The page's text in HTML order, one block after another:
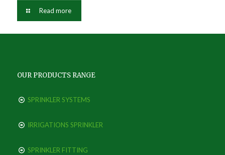
Read more
OUR PRODUCTS RANGE
SPRINKLER SYSTEMS
IRRIGATIONS SPRINKLER
SPRINKLER FITTING